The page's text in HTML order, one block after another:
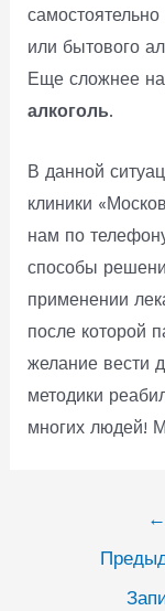
или бытового
Еще сложнее
алкоголь.
В данной
клиники
нам по
способы
применении
после которой
желание вести
методики
многих людей!
записям
←